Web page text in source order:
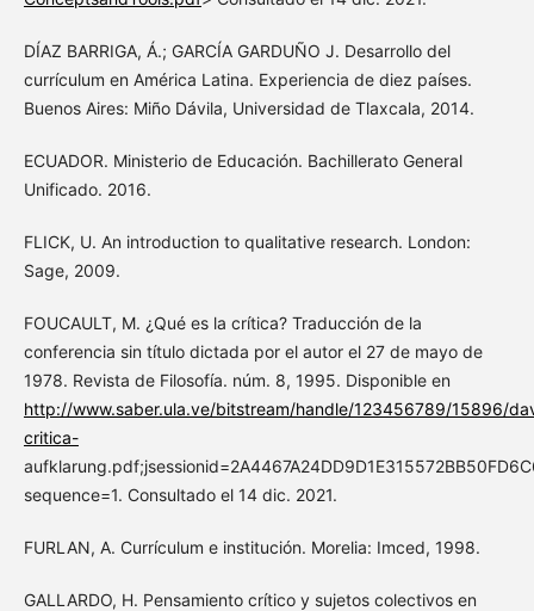
DÍAZ BARRIGA, Á.; GARCÍA GARDUÑO J. Desarrollo del
currículum en América Latina. Experiencia de diez países.
Buenos Aires: Miño Dávila, Universidad de Tlaxcala, 2014.
ECUADOR. Ministerio de Educación. Bachillerato General
Unificado. 2016.
FLICK, U. An introduction to qualitative research. London:
Sage, 2009.
FOUCAULT, M. ¿Qué es la crítica? Traducción de la
conferencia sin título dictada por el autor el 27 de mayo de
1978. Revista de Filosofía. núm. 8, 1995. Disponible en
http://www.saber.ula.ve/bitstream/handle/123456789/15896/
critica-
sequence=1. Consultado el 14 dic. 2021.
FURLAN, A. Currículum e institución. Morelia: Imced, 1998.
GALLARDO, H. Pensamiento crítico y sujetos colectivos en